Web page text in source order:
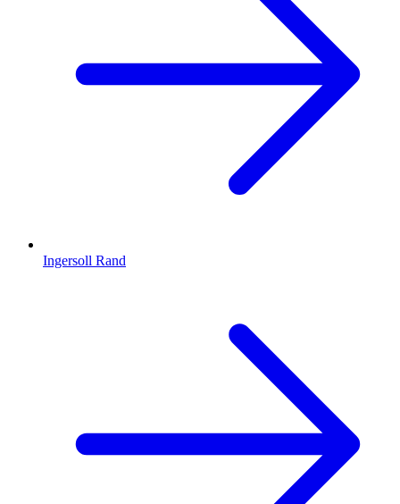
Ingersoll Rand